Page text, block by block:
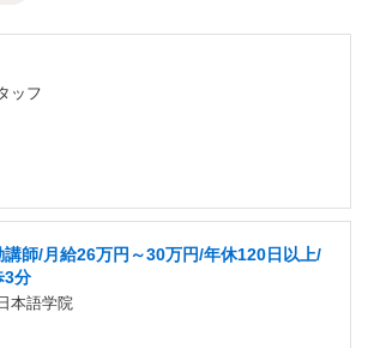
ッフ
講師/月給26万円～30万円/年休120日以上/
3分
本語学院